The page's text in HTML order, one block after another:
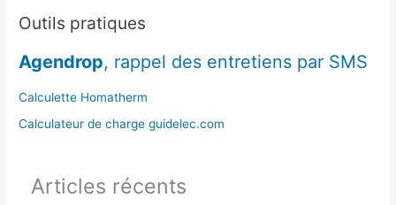
e
c
h
:
Outils pratiques
Agendrop, rappel des entretiens par SMS
Calculette Homatherm
Calculateur de charge guidelec.com
Articles récents